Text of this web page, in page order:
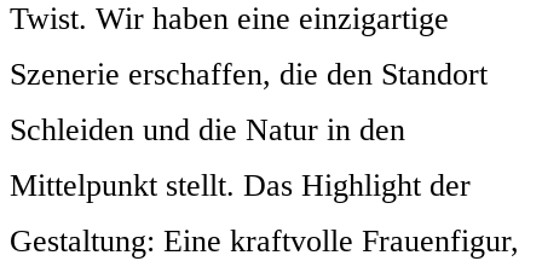
Twist. Wir haben eine einzigartige
Szenerie erschaffen, die den Standort
Schleiden und die Natur in den
Mittelpunkt stellt. Das Highlight der
Gestaltung: Eine kraftvolle Frauenfigur,